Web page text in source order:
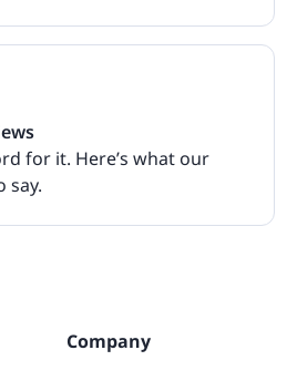
for it. Here’s what our
say.
Company